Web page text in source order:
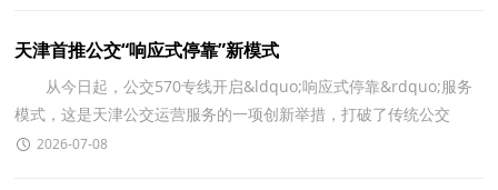
天津首推公交“响应式停靠”新模式
从今日起，公交570专线开启&ldquo;响应式停靠&rdquo;服务
模式，这是天津公交运营服务的一项创新举措，打破了传统公交
&ldquo;逢站必停&rdquo;的固有模式。&ldquo;响应式停靠&r
2026-07-08